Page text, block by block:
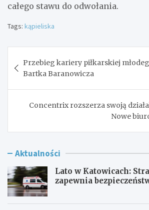
całego stawu do odwołania.
Tags: kąpieliska
wpisu
Przebieg kariery piłkarskiej
Bartka Baranowicza
Concentrix rozszerza swoją
Nowe
Aktualności
Lato w Katowicach:
zapewnia